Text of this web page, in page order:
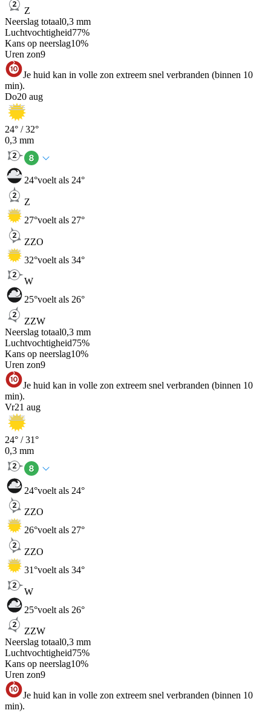
Z
Neerslag totaal0,3 mm
Luchtvochtigheid77%
Kans op neerslag10%
Uren zon9
Je huid kan in volle zon extreem snel verbranden (binnen 10
min).
Do20 aug
24° /32°
0,3 mm
24°voelt als 24°
Z
27°voelt als 27°
ZZO
32°voelt als 34°
W
25°voelt als 26°
ZZW
Neerslag totaal0,3 mm
Luchtvochtigheid75%
Kans op neerslag10%
Uren zon9
Je huid kan in volle zon extreem snel verbranden (binnen 10
min).
Vr21 aug
24° /31°
0,3 mm
24°voelt als 24°
ZZO
26°voelt als 27°
ZZO
31°voelt als 34°
W
25°voelt als 26°
ZZW
Neerslag totaal0,3 mm
Luchtvochtigheid75%
Kans op neerslag10%
Uren zon9
Je huid kan in volle zon extreem snel verbranden (binnen 10
min).